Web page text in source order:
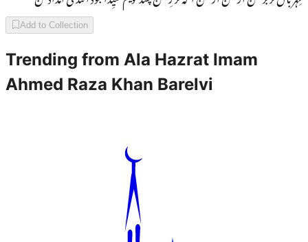
Add to Collection
Trending from Ala Hazrat Imam
Ahmed Raza Khan Barelvi